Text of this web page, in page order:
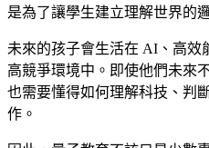
是為了讓學生建立理解世界的
未來的孩子會生活在 AI、高效
高競爭環境中。即使他們未來
也需要懂得如何理解科技、判
作。